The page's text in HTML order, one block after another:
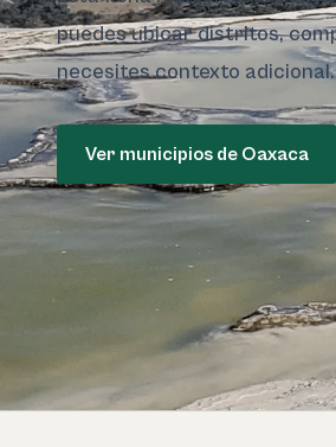
puedes ubicar distritos,
necesites contexto adicional.
Ver municipios de Oaxaca